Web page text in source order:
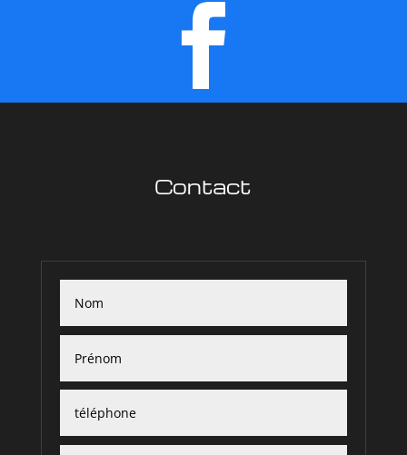

Contact